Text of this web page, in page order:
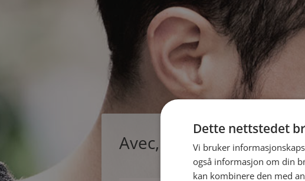
Avec, single mann fra
Dette nettstedet
Vi bruker
også informasjon om din
kan kombinere den med